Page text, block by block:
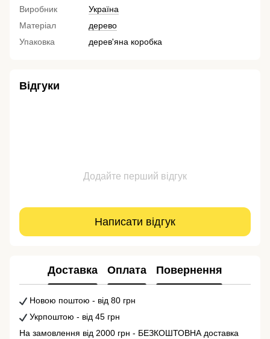
Виробник
Україна
Матеріал
дерево
Упаковка
дерев'яна коробка
Відгуки
Додайте перший відгук
Написати відгук
Доставка Оплата Повернення
Новою поштою - від 80 грн
Укрпоштою - від 45 грн
На замовлення від 2000 грн - БЕЗКОШТОВНА доставка